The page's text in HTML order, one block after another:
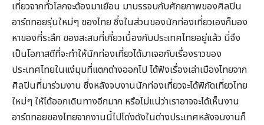
เที่ยวจากทั่วโลกจะต้องมาเยือน มาบรรจบกับศักยภาพของศิลปิน
อาร์ตทอยรุ่นใหม่ๆ ของไทย ซึ่งในส่วนของนักท่องเที่ยวเองก็มอง
หาของที่ระลึก ของสะสมที่เกี่ยวเนื่องกับประเทศไทยอยู่แล้ว นี่จึง
เป็นโอกาสดีที่จะทำให้นักท่องเที่ยวได้มาเจอกับเรื่องราวของ
ประเทศไทยในแง่มุมที่แตกต่างออกไป ได้ฟังเรื่องเล่าเมืองไทยจาก
ศิลปินที่มาร่วมงาน ซึ่งหลังจบงานนักท่องเที่ยวจะได้พิกัดเที่ยวไทย
ใหม่ๆ ให้ได้ออกเดินทางอีกมาก หรือไม่แน่ว่าเราอาจจะได้เห็นงาน
อาร์ตทอยของไทยจากงานนี้ไปโด่งดังในต่างประเทศหลังจบงานก็